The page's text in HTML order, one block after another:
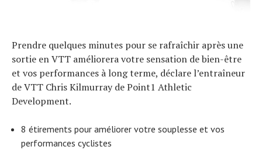
Prendre quelques minutes pour se rafraîchir après une
sortie en VTT améliorera votre sensation de bien-être
et vos performances à long terme, déclare l’entraîneur
de VTT Chris Kilmurray de Point1 Athletic
Development.
8 étirements pour améliorer votre souplesse et vos
performances cyclistes